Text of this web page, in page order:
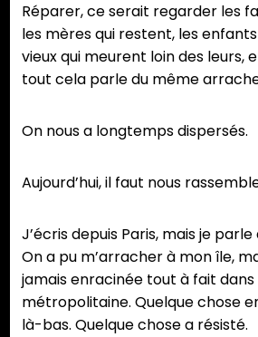
Réparer, ce serait regarder les
les mères qui restent, les
vieux qui meurent loin des leurs,
tout cela parle du même
On nous a longtemps dispersés.
Aujourd’hui, il faut nous
J’écris depuis Paris, mais je parle
On a pu m’arracher à mon île,
jamais enracinée tout à fait
métropolitaine. Quelque chose
là-bas. Quelque chose a résisté.